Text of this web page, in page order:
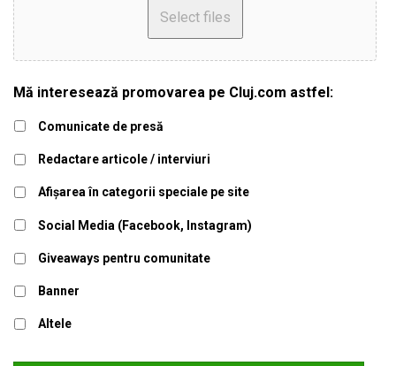
Mă interesează promovarea pe Cluj.com astfel:
Comunicate de presă
Redactare articole / interviuri
Afișarea în categorii speciale pe site
Social Media (Facebook, Instagram)
Giveaways pentru comunitate
Banner
Altele